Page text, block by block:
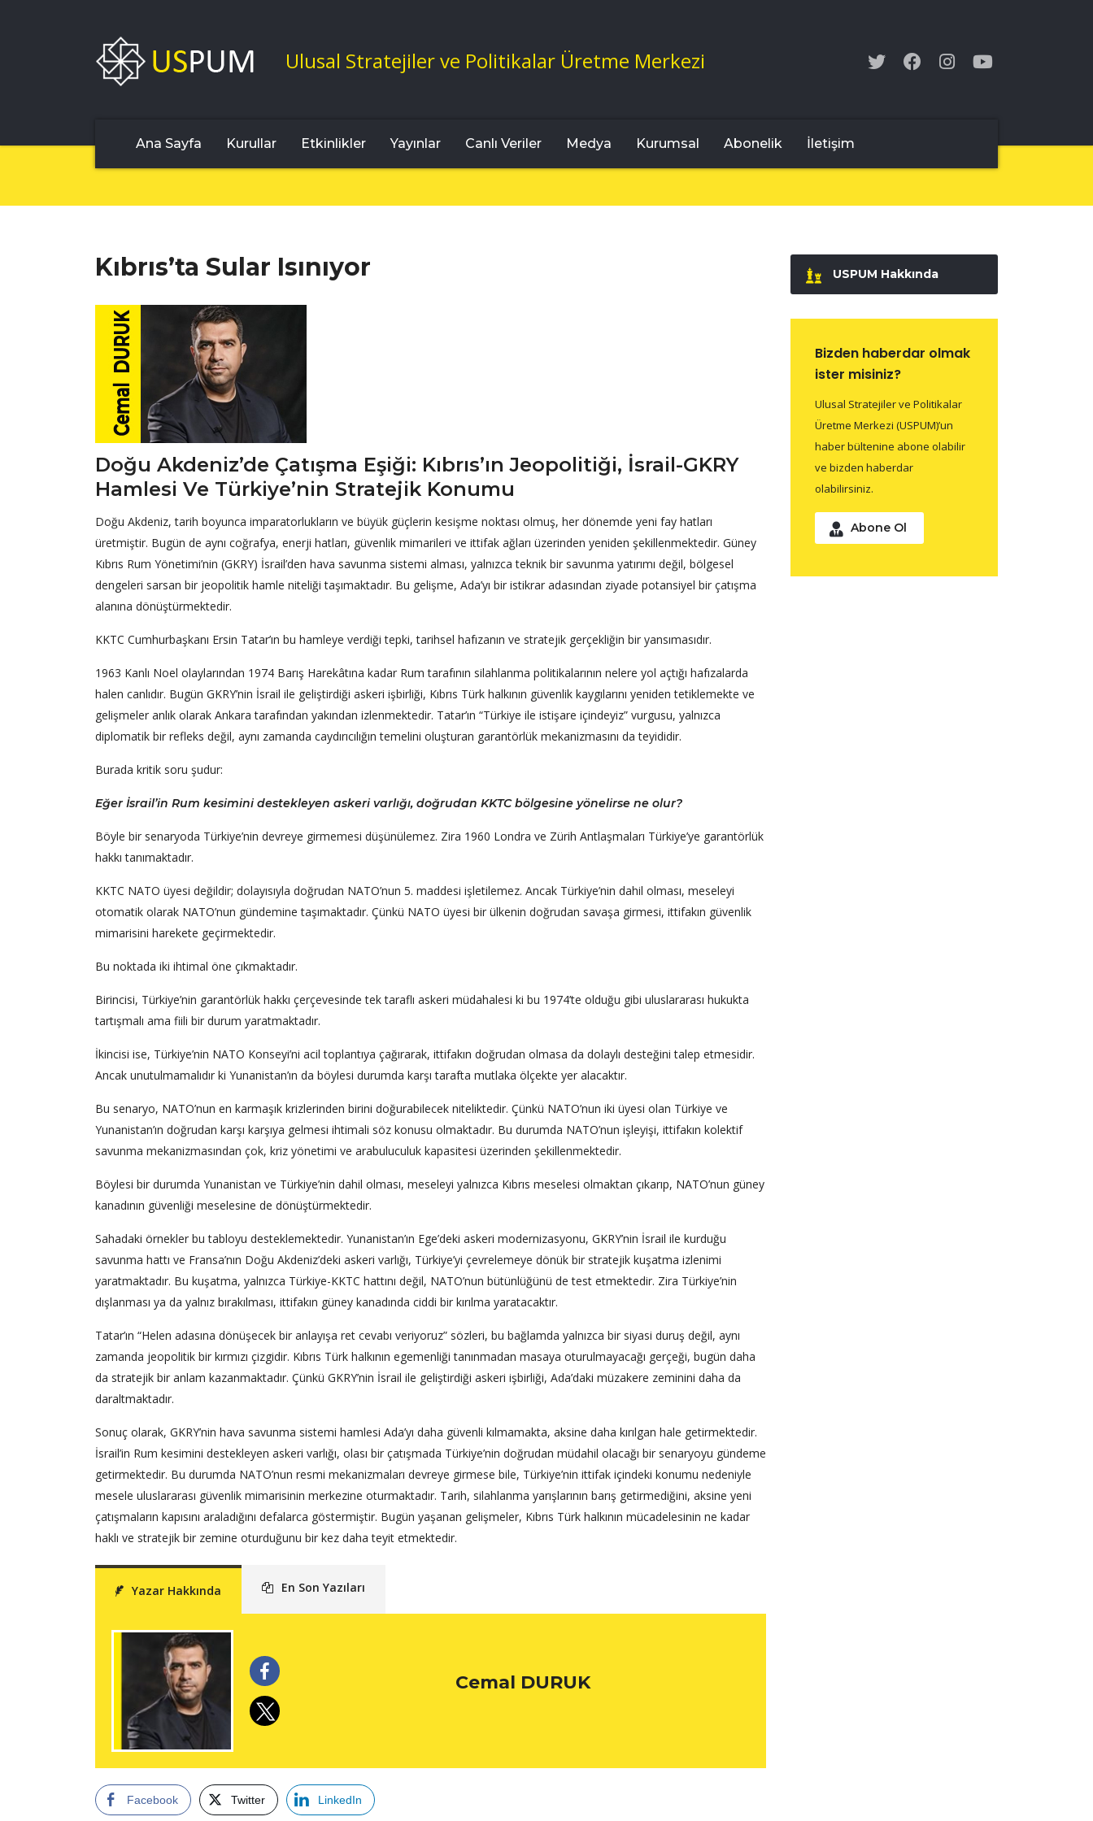
Ulusal Stratejiler ve Politikalar Üretme Merkezi
Ana Sayfa Kurullar Etkinlikler Yayınlar Canlı Veriler Medya Kurumsal Abonelik İletişim
Kıbrıs’ta Sular Isınıyor
Doğu Akdeniz’de Çatışma Eşiği: Kıbrıs’ın Jeopolitiği, İsrail-GKRY
Hamlesi Ve Türkiye’nin Stratejik Konumu
Doğu Akdeniz, tarih boyunca imparatorlukların ve büyük güçlerin kesişme noktası olmuş, her dönemde yeni fay hatları
üretmiştir. Bugün de aynı coğrafya, enerji hatları, güvenlik mimarileri ve ittifak ağları üzerinden yeniden şekillenmektedir. Güney
Kıbrıs Rum Yönetimi’nin (GKRY) İsrail’den hava savunma sistemi alması, yalnızca teknik bir savunma yatırımı değil, bölgesel
dengeleri sarsan bir jeopolitik hamle niteliği taşımaktadır. Bu gelişme, Ada’yı bir istikrar adasından ziyade potansiyel bir çatışma
alanına dönüştürmektedir.
KKTC Cumhurbaşkanı Ersin Tatar’ın bu hamleye verdiği tepki, tarihsel hafızanın ve stratejik gerçekliğin bir yansımasıdır.
1963 Kanlı Noel olaylarından 1974 Barış Harekâtına kadar Rum tarafının silahlanma politikalarının nelere yol açtığı hafızalarda
halen canlıdır. Bugün GKRY’nin İsrail ile geliştirdiği askeri işbirliği, Kıbrıs Türk halkının güvenlik kaygılarını yeniden tetiklemekte ve
gelişmeler anlık olarak Ankara tarafından yakından izlenmektedir. Tatar’ın “Türkiye ile istişare içindeyiz” vurgusu, yalnızca
diplomatik bir refleks değil, aynı zamanda caydırıcılığın temelini oluşturan garantörlük mekanizmasını da teyididir.
Burada kritik soru şudur:
Eğer İsrail’in Rum kesimini destekleyen askeri varlığı, doğrudan KKTC bölgesine yönelirse ne olur?
Böyle bir senaryoda Türkiye’nin devreye girmemesi düşünülemez. Zira 1960 Londra ve Zürih Antlaşmaları Türkiye’ye garantörlük
hakkı tanımaktadır.
KKTC NATO üyesi değildir; dolayısıyla doğrudan NATO’nun 5. maddesi işletilemez. Ancak Türkiye’nin dahil olması, meseleyi
otomatik olarak NATO’nun gündemine taşımaktadır. Çünkü NATO üyesi bir ülkenin doğrudan savaşa girmesi, ittifakın güvenlik
mimarisini harekete geçirmektedir.
Bu noktada iki ihtimal öne çıkmaktadır.
Birincisi, Türkiye’nin garantörlük hakkı çerçevesinde tek taraflı askeri müdahalesi ki bu 1974’te olduğu gibi uluslararası hukukta
tartışmalı ama fiili bir durum yaratmaktadır.
İkincisi ise, Türkiye’nin NATO Konseyi’ni acil toplantıya çağırarak, ittifakın doğrudan olmasa da dolaylı desteğini talep etmesidir.
Ancak unutulmamalıdır ki Yunanistan’ın da böylesi durumda karşı tarafta mutlaka ölçekte yer alacaktır.
Bu senaryo, NATO’nun en karmaşık krizlerinden birini doğurabilecek niteliktedir. Çünkü NATO’nun iki üyesi olan Türkiye ve
Yunanistan’ın doğrudan karşı karşıya gelmesi ihtimali söz konusu olmaktadır. Bu durumda NATO’nun işleyişi, ittifakın kolektif
savunma mekanizmasından çok, kriz yönetimi ve arabuluculuk kapasitesi üzerinden şekillenmektedir.
Böylesi bir durumda Yunanistan ve Türkiye’nin dahil olması, meseleyi yalnızca Kıbrıs meselesi olmaktan çıkarıp, NATO’nun güney
kanadının güvenliği meselesine de dönüştürmektedir.
Sahadaki örnekler bu tabloyu desteklemektedir. Yunanistan’ın Ege’deki askeri modernizasyonu, GKRY’nin İsrail ile kurduğu
savunma hattı ve Fransa’nın Doğu Akdeniz’deki askeri varlığı, Türkiye’yi çevrelemeye dönük bir stratejik kuşatma izlenimi
yaratmaktadır. Bu kuşatma, yalnızca Türkiye-KKTC hattını değil, NATO’nun bütünlüğünü de test etmektedir. Zira Türkiye’nin
dışlanması ya da yalnız bırakılması, ittifakın güney kanadında ciddi bir kırılma yaratacaktır.
Tatar’ın “Helen adasına dönüşecek bir anlayışa ret cevabı veriyoruz” sözleri, bu bağlamda yalnızca bir siyasi duruş değil, aynı
zamanda jeopolitik bir kırmızı çizgidir. Kıbrıs Türk halkının egemenliği tanınmadan masaya oturulmayacağı gerçeği, bugün daha
da stratejik bir anlam kazanmaktadır. Çünkü GKRY’nin İsrail ile geliştirdiği askeri işbirliği, Ada’daki müzakere zeminini daha da
daraltmaktadır.
Sonuç olarak, GKRY’nin hava savunma sistemi hamlesi Ada’yı daha güvenli kılmamakta, aksine daha kırılgan hale getirmektedir.
İsrail’in Rum kesimini destekleyen askeri varlığı, olası bir çatışmada Türkiye’nin doğrudan müdahil olacağı bir senaryoyu gündeme
getirmektedir. Bu durumda NATO’nun resmi mekanizmaları devreye girmese bile, Türkiye’nin ittifak içindeki konumu nedeniyle
mesele uluslararası güvenlik mimarisinin merkezine oturmaktadır. Tarih, silahlanma yarışlarının barış getirmediğini, aksine yeni
çatışmaların kapısını araladığını defalarca göstermiştir. Bugün yaşanan gelişmeler, Kıbrıs Türk halkının mücadelesinin ne kadar
haklı ve stratejik bir zemine oturduğunu bir kez daha teyit etmektedir.
Yazar Hakkında En Son Yazıları
Cemal DURUK
Facebook Twitter LinkedIn
USPUM Hakkında
Bizden haberdar olmak
ister misiniz?
Ulusal Stratejiler ve Politikalar
Üretme Merkezi (USPUM)’un
haber bültenine abone olabilir
ve bizden haberdar
olabilirsiniz.
Abone Ol